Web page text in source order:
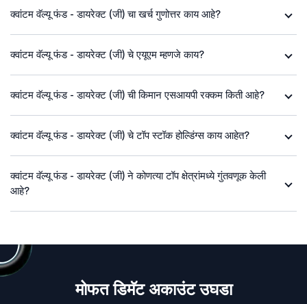
क्वांटम वॅल्यू फंड - डायरेक्ट (जी) चा खर्च गुणोत्तर काय आहे?
क्वांटम वॅल्यू फंड - डायरेक्ट (जी) चे एयूएम म्हणजे काय?
क्वांटम वॅल्यू फंड - डायरेक्ट (जी) ची किमान एसआयपी रक्कम किती आहे?
क्वांटम वॅल्यू फंड - डायरेक्ट (जी) चे टॉप स्टॉक होल्डिंग्स काय आहेत?
क्वांटम वॅल्यू फंड - डायरेक्ट (जी) ने कोणत्या टॉप क्षेत्रांमध्ये गुंतवणूक केली
आहे?
मोफत डिमॅट अकाउंट उघडा